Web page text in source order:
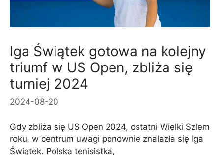
Iga Świątek gotowa na kolejny
triumf w US Open, zbliża się
turniej 2024
2024-08-20
Gdy zbliża się US Open 2024, ostatni Wielki Szlem
roku, w centrum uwagi ponownie znalazła się Iga
Świątek. Polska tenisistka,